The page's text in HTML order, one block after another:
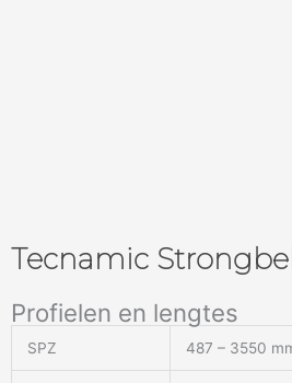
Tecnamic
Profielen en lengtes
SPZ 487 – 3550